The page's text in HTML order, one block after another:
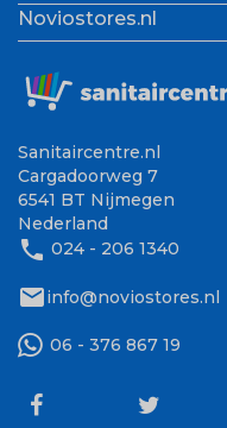
Noviostores.nl
Sanitaircentre.nl
Cargadoorweg 7
6541 BT Nijmegen
Nederland
phone 024 - 206 1340
mailinfo@noviostores.nl
06 - 376 867 19